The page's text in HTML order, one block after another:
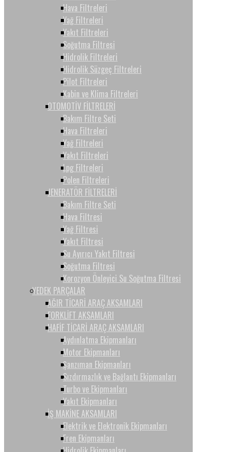
Hava Filtreleri
Yağ Filtreleri
Yakıt Filtreleri
Soğutma Filtresi
Hidrolik Filtreleri
Hidrolik Süzgeç Filtreleri
Pilot Filtreleri
Kabin ve Klima Filtreleri
OTOMOTİV FİLTRELERİ
Bakım Filtre Seti
Hava Filtreleri
Yağ Filtreleri
Yakıt Filtreleri
Lpg Filtreleri
Polen Filtreleri
JENERATÖR FİLTRELERİ
Bakım Filtre Seti
Hava Filtresi
Yağ Filtresi
Yakıt Filtresi
Su Ayırıcı Yakıt Filtresi
Soğutma Filtresi
Korozyon Önleyici Su Soğutma Filtresi
YEDEK PARÇALAR
AĞIR TİCARİ ARAÇ AKSAMLARI
FORKLİFT AKSAMLARI
HAFİF TİCARİ ARAÇ AKSAMLARI
Aydınlatma Ekipmanları
Motor Ekipmanları
Şanzıman Ekipmanları
Sızdırmazlık ve Bağlantı Ekipmanları
Turbo ve Ekipmanları
Yakıt Ekipmanları
İŞ MAKİNE AKSAMLARI
Elektrik ve Elektronik Ekipmanları
Fren Ekipmanları